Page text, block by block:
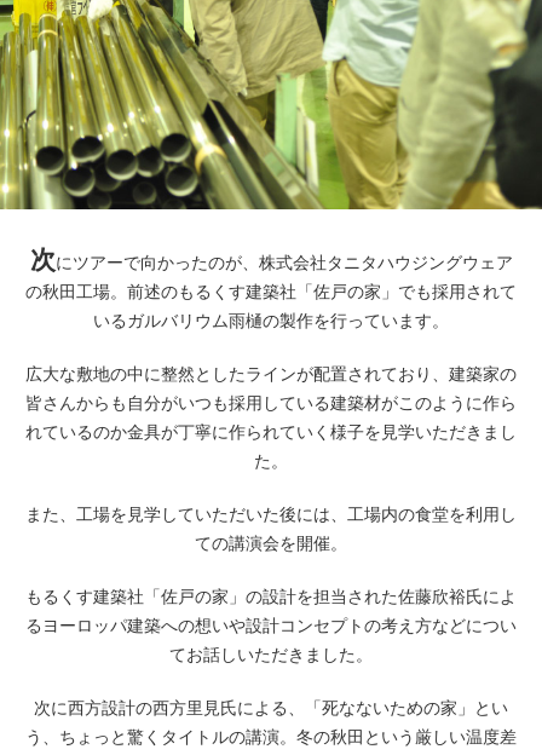
次にツアーで向かったのが、株式会社タニタハウジングウェア
の秋田工場。前述のもるくす建築社「佐戸の家」でも採用されて
いるガルバリウム雨樋の製作を行っています。
広大な敷地の中に整然としたラインが配置されており、建築家の
皆さんからも自分がいつも採用している建築材がこのように作ら
れているのか金具が丁寧に作られていく様子を見学いただきまし
た。
また、工場を見学していただいた後には、工場内の食堂を利用し
ての講演会を開催。
もるくす建築社「佐戸の家」の設計を担当された佐藤欣裕氏によ
るヨーロッパ建築への想いや設計コンセプトの考え方などについ
てお話しいただきました。
次に西方設計の西方里見氏による、「死なないための家」とい
う、ちょっと驚くタイトルの講演。冬の秋田という厳しい温度差